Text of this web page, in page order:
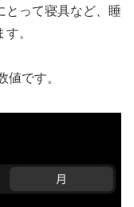
とって寝具など、睡
。
です。